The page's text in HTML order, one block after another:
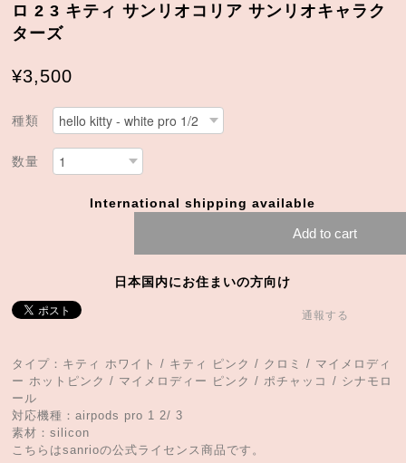
ロ 2 3 キティ サンリオコリア サンリオキャラク
ターズ
¥3,500
種類
数量
International shipping available
Add to cart
日本国内にお住まいの方向け
通報する
タイプ：キティ ホワイト / キティ ピンク / クロミ / マイメロディ
ー ホットピンク / マイメロディー ピンク / ポチャッコ / シナモロ
ール
対応機種：airpods pro 1 2/ 3
素材：silicon
こちらはsanrioの公式ライセンス商品です。